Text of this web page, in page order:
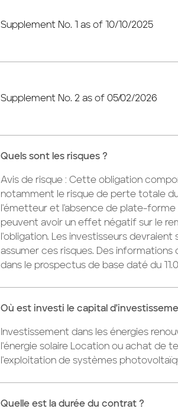
Supplement No. 1 as of 10/10/2025
Supplement No. 2 as of 05/02/2026
Quels sont les risques ?
Avis de risque : Cette obligation
notamment le risque de perte totale
l'émetteur et l'absence de plate-
peuvent avoir un effet négatif sur le
l'obligation. Les investisseurs
assumer ces risques. Des informations
dans le prospectus de base daté du
Où est investi le capital
Investissement dans les énergies
l'énergie solaire Location ou achat de
l'exploitation de systèmes
Quelle est la durée du contrat ?